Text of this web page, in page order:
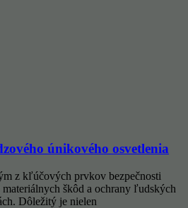
únikového osvetlenia
z kľúčových prvkov bezpečnosti
škôd a ochrany ľudských
Dôležitý je nielen